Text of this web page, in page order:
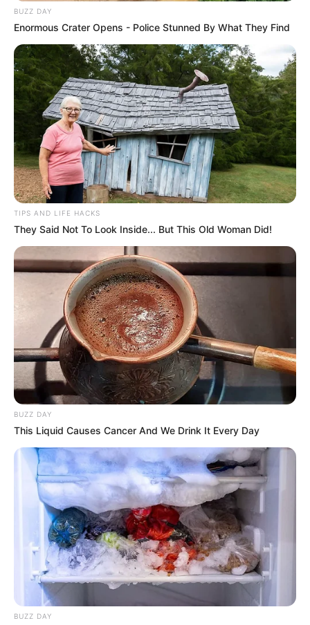
BUZZ DAY
Enormous Crater Opens - Police Stunned By What They Find
TIPS AND LIFE HACKS
They Said Not To Look Inside... But This Old Woman Did!
BUZZ DAY
This Liquid Causes Cancer And We Drink It Every Day
BUZZ DAY